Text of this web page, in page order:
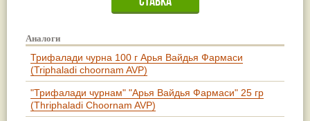
Аналоги
Трифалади чурна 100 г Арья Вайдья Фармаси
(Triphaladi choornam AVP)
"Трифалади чурнам" "Арья Вайдья Фармаси" 25 гр
(Thriphaladi Choornam AVP)